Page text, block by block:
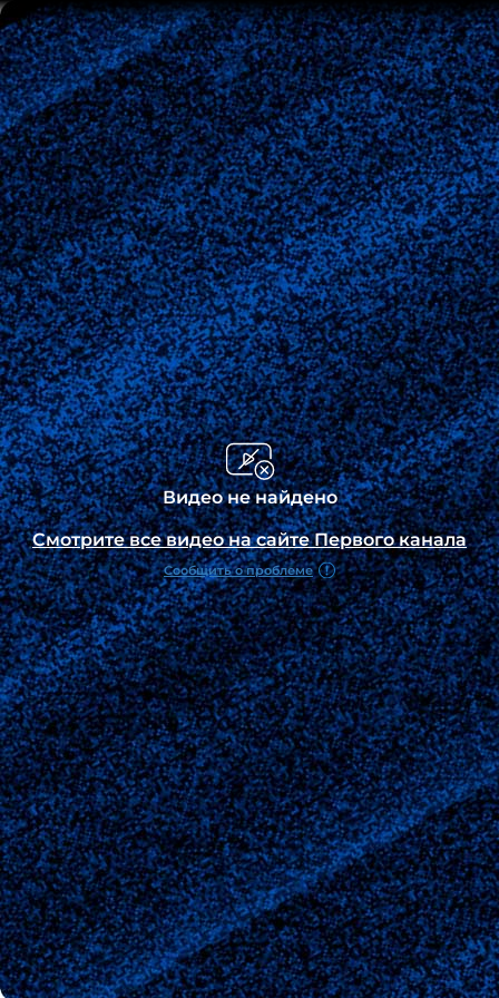
Видео не найдено
Смотрите все видео на сайте Первого канала
Сообщить о проблеме